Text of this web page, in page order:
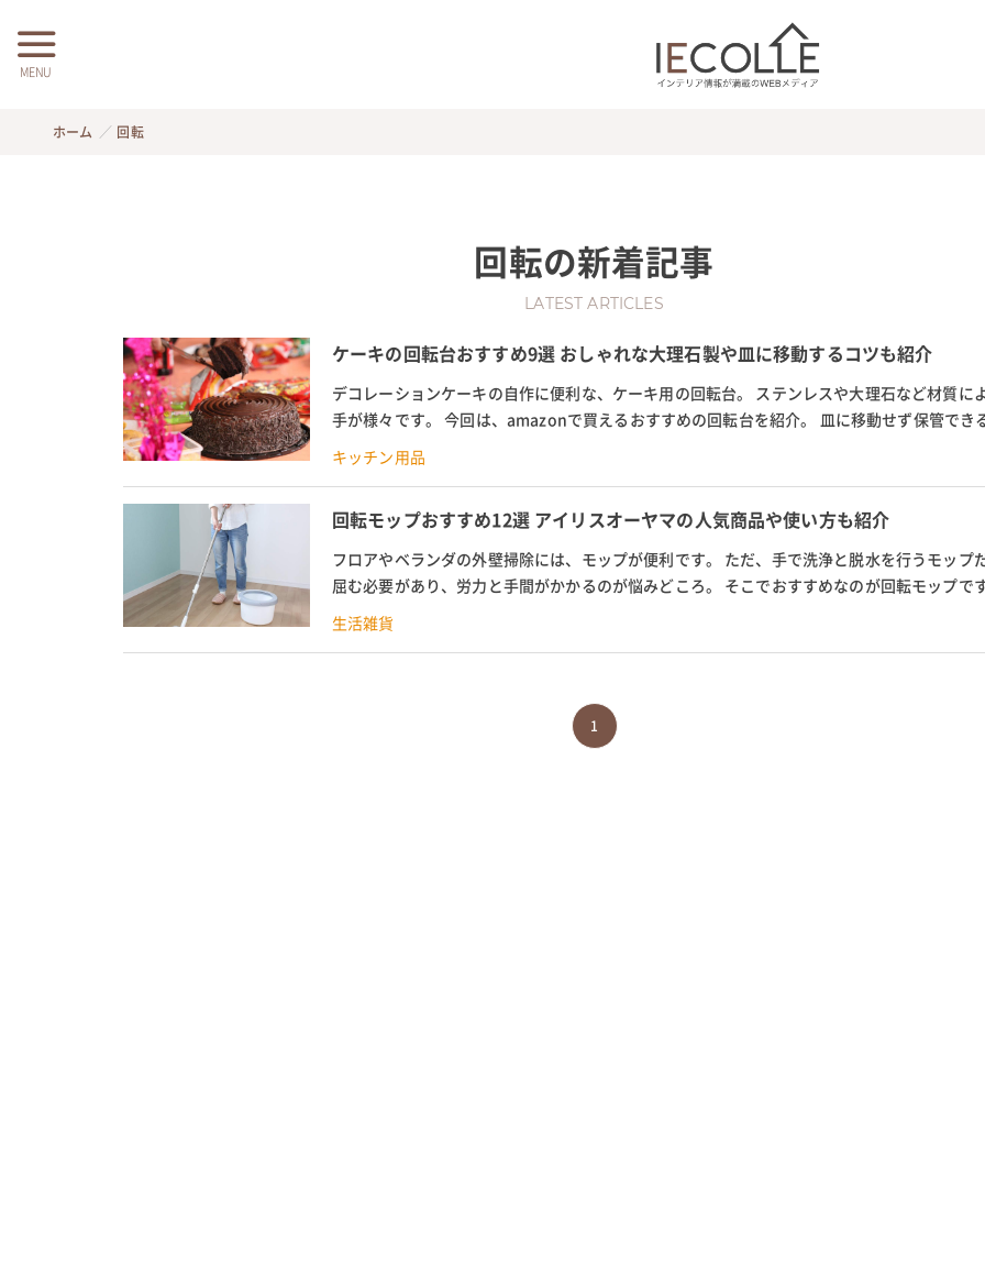
MENU
ホーム 回転
回転の新着記事
LATEST ARTICLES
ケーキの回転台おすすめ9選 おしゃれな大理石製や皿に移動するコツも紹介
デコレーションケーキの自作に便利な、ケーキ用の回転台。 ステンレスや大理石など材質に
手が様々です。 今回は、amazonで買えるおすすめの回転台を紹介。 皿に移動せず保管でき
きなど機能性にも着目し、選び方を解説します。 また、...
キッチン用品
回転モップおすすめ12選 アイリスオーヤマの人気商品や使い方も紹介
フロアやベランダの外壁掃除には、モップが便利です。 ただ、手で洗浄と脱水を行うモップ
屈む必要があり、労力と手間がかかるのが悩みどころ。 そこでおすすめなのが回転モップで
ップはハンドルの上下で洗浄・脱水ができる仕様なので...
生活雑貨
1